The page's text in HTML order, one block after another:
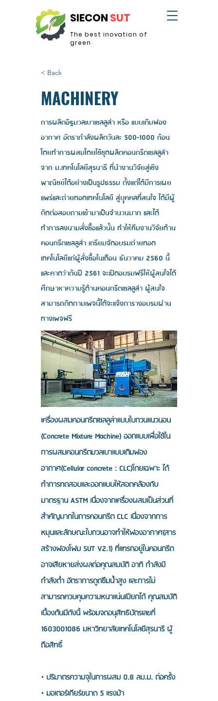
SIECON SUT
The best inovation of
green
< Back
MACHINERY
การผลิตอิฐมวลเบาเซลลูล่า หรือ แบบเติมฟอง
อากาศ อัตรากำลังผลิตวันละ 500-1000 ก้อน
โดยทำการผสมโดยใช้ชุดผลิตคอนกรีตเซลลูล่า
จาก ม.เทคโนโลยีสุรนารี ที่นำงานวิจัยสู่เชิง
พาณิชย์ได้อย่างเป็นรูปธรรม ตั้งแต่ได้มีการเผย
แพร่และถ่ายทอดเทคโนโลยี สู่บุุคคลที่สนใจ ได้มีผู้
ติดต่อสอบถามเข้ามาเป็นจำนวนมาก และได้
ทำการลงนามสั่งซื้อแล้วนั้น ทำให้ทีมงานวิจัยด้าน
คอนกรีตเซลลูล่า เตรียมจัดอบรมถ่ายทอด
เทคโนโลยีแก่ผู้สั่งซื้อในเดือน ธันวาคม 2560 นี้
และคาดว่าต้นปี 2561 จะเปิดอบรมฟรีให้ผู้สนใจได้
ศึกษาหาความรู้ด้านคอนกรีตเซลลูล่า ผู้สนใจ
สามารถติดตามเพจนี้ได้จะแจ้งตารางอบรมผ่าน
ทางเพจฟรี
เครื่องผสมคอนกรีตเซลลูล่าแบบใบกวนแนวนอน
(Concrete Mixture Machine) ออกแบบเพื่อใช้ใน
การผสมคอนกรีตมวลเบาแบบเติมฟอง
อากาศ(Cellular concrete : CLC)โดยเฉพาะ ได้
ทำการทดสอบและออกแบบให้สอดคล้องกับ
มาตรฐาน ASTM เนื่องจากเครื่องผสมเป็นส่วนที่
สำคัญมากในการคอนกรีต CLC เนื่องจากการ
หมุนและลักษณะใบกวนอาจทำให้ฟองอากาศ(สาร
สร้างฟองโฟม SUT V2.1) ที่แทรกอยู่ในคอนกรีต
อาจเสียหายส่งผลต่อคุณสมบัติ อาทิ กำลังมี
กำลังต่ำ อัตราการดูดซึมน้ำสูง และการไม่
สามารถควบคุมความหนาแน่นเปียกได้ คุณสมบัติ
เบื้องต้นมีดังนี้ พร้อมจดอนุสิทธิบัตรเลขที่
1603001086 มหาวิทยาลัยเทคโนโลยีสุรนารี ผู้
ถือสิทธิ์
• ปริมาตรความจุในการผสม 0.8 ลบ.ม. ต่อครั้ง
• มอเตอร์เกียร์ขนาด 5 แรงม้า